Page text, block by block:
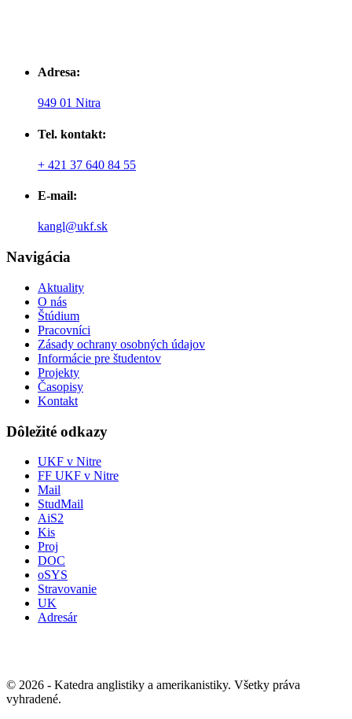
Adresa:
949 01 Nitra
Tel. kontakt:
+ 421 37 640 84 55
E-mail:
kangl@ukf.sk
Navigácia
Aktuality
O nás
Štúdium
Pracovníci
Zásady ochrany osobných údajov
Informácie pre študentov
Projekty
Časopisy
Kontakt
Dôležité odkazy
UKF v Nitre
FF UKF v Nitre
Mail
StudMail
AiS2
Kis
Proj
DOC
oSYS
Stravovanie
UK
Adresár
© 2026 - Katedra anglistiky a amerikanistiky. Všetky práva
vyhradené.